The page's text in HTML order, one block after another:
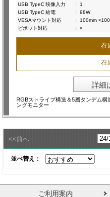
USB TypeC 映像入力
:
1
USB TypeC 給電
:
98W
VESAマウント対応
:
100mm
ピボット対応
: ×
在
在
詳細
RGBストライプ構造＆5層タンデム
ングモニター
<<前へ
並べ替え：
ご利用案内